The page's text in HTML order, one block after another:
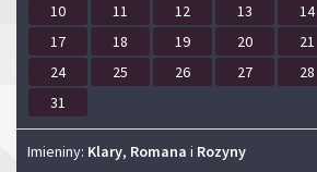
10 11 12 13 14
17
18 19 20 21
24
25 26 27 28
31
Imieniny
Imieniny: Klary, Romana i Rozyny